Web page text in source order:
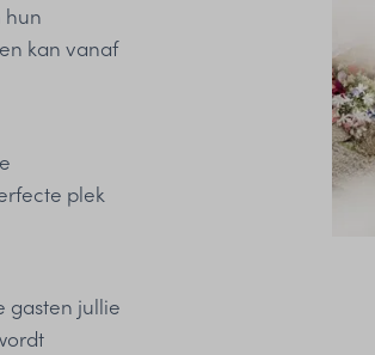
hun
kan vanaf
plek
gasten jullie